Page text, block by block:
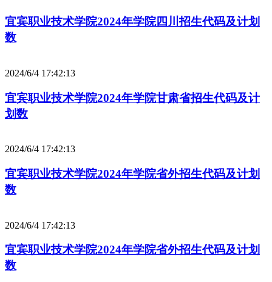
宜宾职业技术学院2024年学院四川招生代码及计划
数
2024/6/4 17:42:13
宜宾职业技术学院2024年学院甘肃省招生代码及计
划数
2024/6/4 17:42:13
宜宾职业技术学院2024年学院省外招生代码及计划
数
2024/6/4 17:42:13
宜宾职业技术学院2024年学院省外招生代码及计划
数